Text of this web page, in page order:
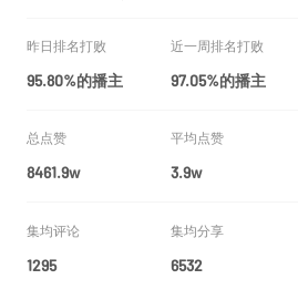
昨日排名打败
95.80%的播主
近一周排名打败
97.05%的播主
总点赞
8461.9w
平均点赞
3.9w
集均评论
1295
集均分享
6532